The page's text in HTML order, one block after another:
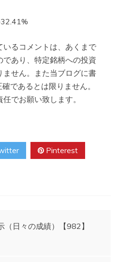
るコメントは、あくまで
あり、特定銘柄への投資
ません。また当ブログに書
であるとは限りません。
でお願い致します。
Pinterest
日々の成績）【982】